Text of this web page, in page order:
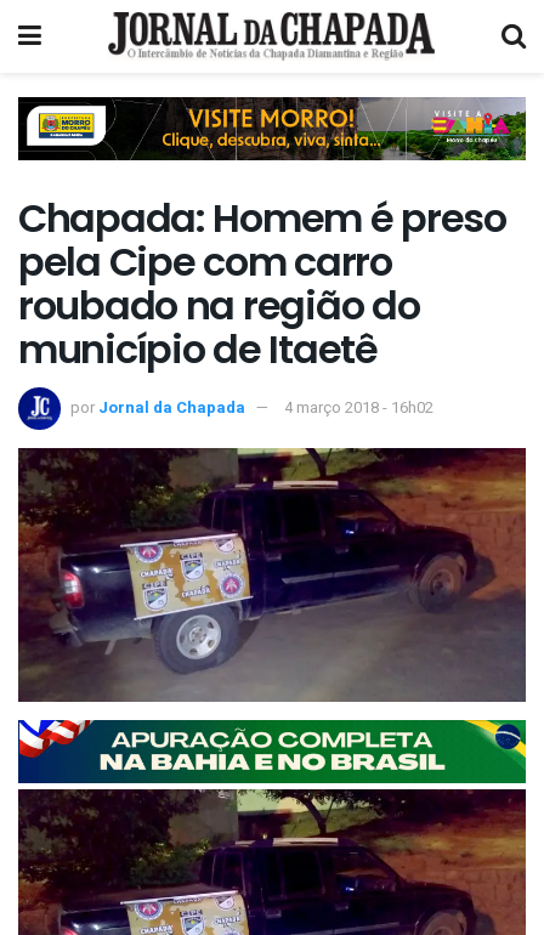
Chapada: Homem é preso
pela Cipe com carro
roubado na região do
município de Itaetê
por Jornal da Chapada 4 março 2018 - 16h02